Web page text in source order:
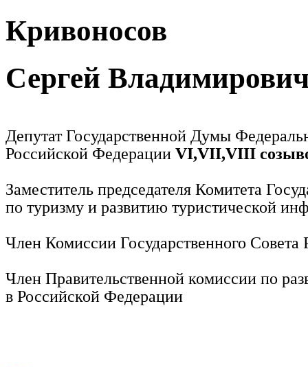
Кривоносов
Сергей
Депутат Государственной Думы
Российской Федерации VI,VII,VIII
Заместитель председателя Комитета
по туризму и развитию туристической
Член Комиссии Государственного
Член Правительственной комиссии по
в Российской Федерации